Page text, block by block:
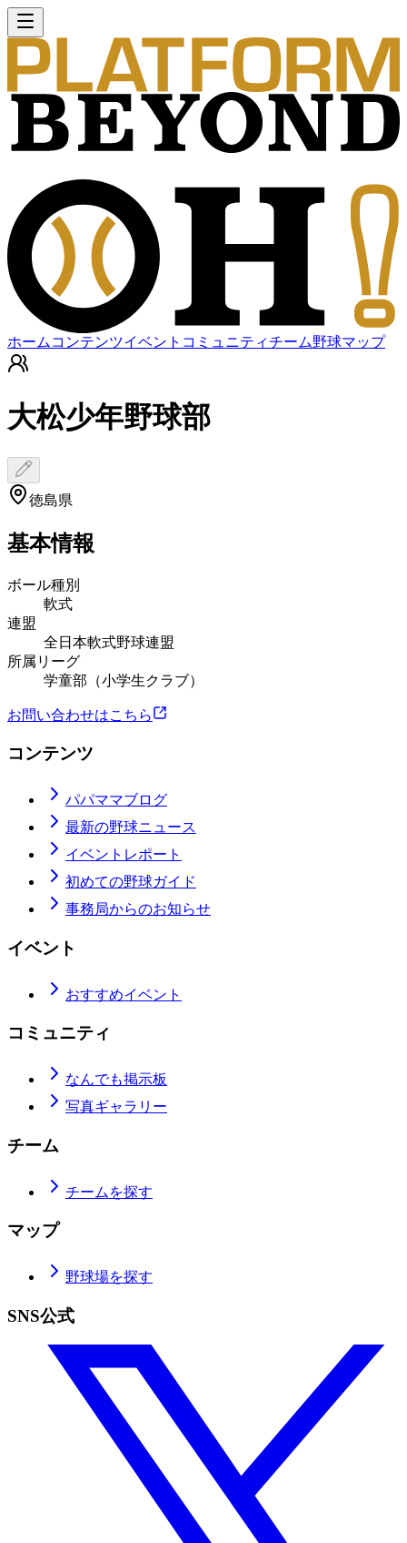
ホーム コンテンツイベント コミュニティチーム野球マップ
大松少年野球部
徳島県
基本情報
ボール種別
軟式
連盟
全日本軟式野球連盟
所属リーグ
学童部（小学生クラブ）
お問い合わせはこちら
コンテンツ
パパママブログ
最新の野球ニュース
イベントレポート
初めての野球ガイド
事務局からのお知らせ
イベント
おすすめイベント
コミュニティ
なんでも掲示板
写真ギャラリー
チーム
チームを探す
マップ
野球場を探す
SNS公式